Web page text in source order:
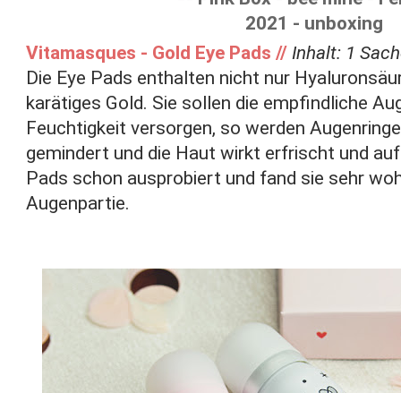
Vitamasques - Gold Eye Pads //Inhalt: 1
Die Eye Pads enthalten nicht nur
karätiges Gold. Sie sollen die empfindliche
Feuchtigkeit versorgen, so werden
gemindert und die Haut wirkt erfrischt und
Pads schon ausprobiert und fand sie sehr
Augenpartie.